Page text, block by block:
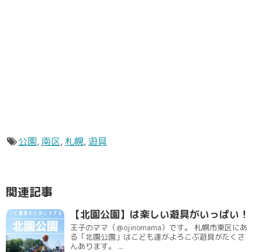
公園, 南区,札幌, 遊具
関連記事
【北園公園】は楽しい遊具がいっぱい！
王子のママ（＠ojinomama）です。 札幌市東区にあ
る「北園公園」はこども達がよろこぶ遊具がたくさ
んあります。 ...